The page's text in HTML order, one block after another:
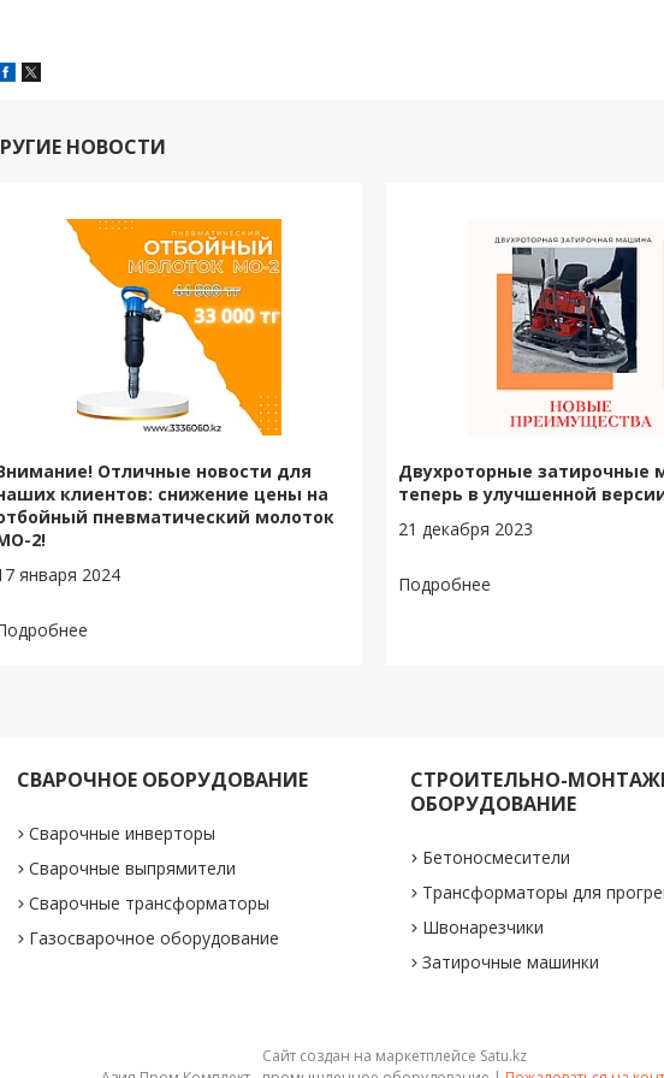
НОВОСТИ
Отличные новости для
клиентов: снижение цены на
пневматический молоток
2!
января 2024
Двухроторные затирочные
теперь в улучшенной
21 декабря 2023
СВАРОЧНОЕ ОБОРУДОВАНИЕ
Сварочные инверторы
Сварочные выпрямители
Сварочные трансформаторы
Газосварочное оборудование
СТРОИТЕЛЬНО-
ОБОРУДОВАНИЕ
Бетоносмесители
Трансформаторы для
Швонарезчики
Затирочные машинки
Сайт создан на маркетплейсе Satu.kz